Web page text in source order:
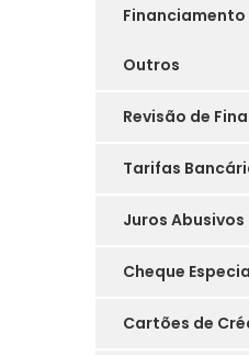
Outros
Revisão de
Tarifas
Juros Abusivos
Cheque
Cartões de